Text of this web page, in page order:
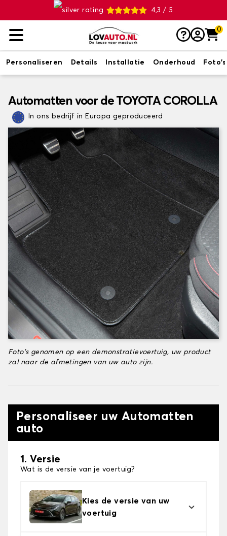
4,3 / 5
0
Personaliseren Details Installatie Onderhoud Foto's
Automatten voor de TOYOTA COROLLA
In ons bedrijf in Europa geproduceerd
Foto's genomen op een demonstratievoertuig, uw product
zal naar de afmetingen van uw auto zijn.
Personaliseer uw Automatten
auto
1. Versie
Wat is de versie van je voertuig?
Kies de versie van uw
voertuig